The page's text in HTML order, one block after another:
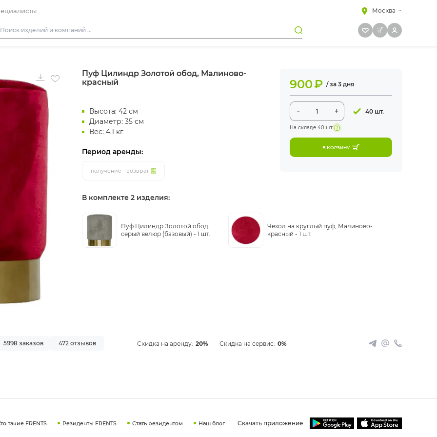
Москва
Подушки для стульев
Диваны
Кресла
Скамейки
Барная мебель
Пуф Цилиндр Золотой обод, Малиново-
красный
Высота: 42 см
Диаметр: 35 см
Вес: 4.1 кг
Период аренды:
получение - возврат
900₽ / за 3 дня
- + 40 шт.
На складе 40 шт
В КОРЗИНУ
В комплекте 2 изделия:
Пуф Цилиндр Золотой обод,
серый велюр (базовый) - 1 шт.
Чехол на круглый пуф, Малиново-
красный - 1 шт.
5998 заказов 472 отзывов Скидка на аренду: 20% Скидка на сервис: 0%
такие FRENTS Резиденты FRENTS Стать резидентом Наш блог Скачать приложение